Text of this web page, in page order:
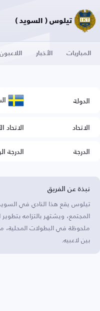
تيلوس ( السويد )
المباريات الأخبار اللاعبون
الدولة
الاتحاد
الاتحاد
الدرجة
الدرجة
نبذة عن الفريق
تيلوس يقع هذا النادي في
المجتمع، ويشتهر بالتزامه
ملحوظة في البطولات المحلية،
بين لاعبيه.